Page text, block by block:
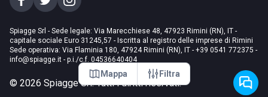
Mappa Filtra
Spiagge Srl - Sede legale: Via Marecchiese 48, 47923 Rimini (RN), IT -
capitale sociale Euro 31245,57 - Iscritta al registro delle imprese di Rimini
Sede operativa: Via Flaminia 180, 47924 Rimini (RN), IT - +39 0541 772375 -
info@spiagge.it - p.i./c.f. 04536640404
© 2026 Spiagge Srl. Tutti i diritti riservati.